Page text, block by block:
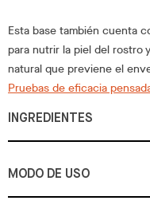
Esta base también cuenta
para nutrir la piel del rostro
natural que previene el
Pruebas de eficacia
INGREDIENTES
MODO DE USO